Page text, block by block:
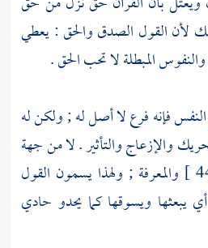
لأن القول الصدق والحق : يعطي
المبطلة لا تحب الحق .
فإنه فرع لا أصل له ; ولكن له
والإزعاج والتأثير . لا من جهة
والمعرفة ; ولهذا يسمون القول
يبعثها ويسوقها كما يحدو حادي